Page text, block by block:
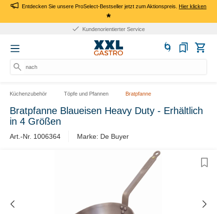
Entdecken Sie unsere ProSelect-Bestseller jetzt zum Aktionspreis.Hier klicken
*
Kundenorientierter Service
nach P
Küchenzubehör Töpfe und Pfannen Bratpfanne
Bratpfanne Blaueisen Heavy Duty - Erhältlich
in 4 Größen
Art.-Nr. 1006364 Marke: De Buyer